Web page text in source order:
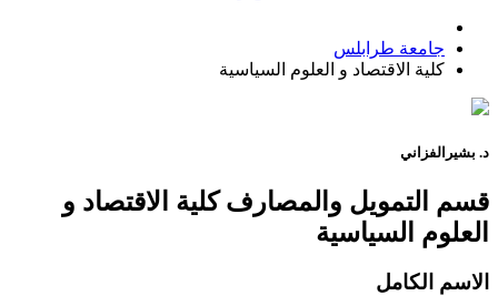
جامعة طرابلس
كلية الاقتصاد و العلوم السياسية
د. بشير الفزاني
قسم التمويل والمصارفكلية الاقتصاد و
العلوم السياسية
الاسم الكامل